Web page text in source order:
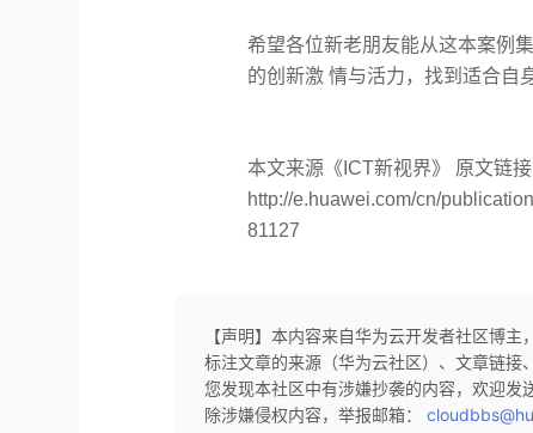
希望各位新老朋友能从这本案例
的创新激 情与活力，找到适合自
本文来源《ICT新视界》 原文链接
http://e.huawei.com/cn/
81127
【声明】本内容来自华为云开发者社区博
标注文章的来源（华为云社区）、文章链接
您发现本社区中有涉嫌抄袭的内容，欢迎发
除涉嫌侵权内容，举报邮箱：